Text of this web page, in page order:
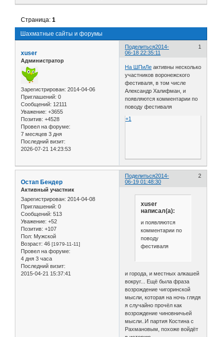
Шахматные сайты и форумы
Страница:1
Поделиться 1
2014-
06-18 22:35:11
xuser
Администратор
Зарегистрирован: 2014-04-06
Приглашений: 0
Сообщений: 12111
Уважение: +3655
Позитив: +4528
Провел на форуме:
7 месяцев 3 дня
Последний визит:
2026-07-21 14:23:53
На ШПиЛе активны несколько
участников воронежского
фестиваля, в том числе
Александр Халифман, и
появляются комментарии по
поводу фестиваля
+1
Поделиться 2
2014-
06-19 01:48:30
Остап Бендер
Активный участник
Зарегистрирован: 2014-04-08
Приглашений: 0
Сообщений: 513
Уважение: +52
Позитив: +107
Пол: Мужской
Возраст: 46 [1979-11-11]
Провел на форуме:
4 дня 3 часа
Последний визит:
2015-04-21 15:37:41
xuser
написал(а):
и появляются
комментарии по
поводу
фестиваля
и города, и местных алкашей
вокруг... Ещё была фраза
возрождение чигоринской
мысли, которая на ночь глядя
я случайно прочёл как
возрождение чиновничьей
мысли..И партия Костина с
Рахмановым, похоже войдёт